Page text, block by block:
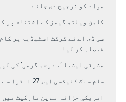
مواد کو ترجیح دی جائے
کامن ویلتھ گیمز کے اختتام پر
سی ڈی اے نے کرکٹ اسٹیڈیم پر
فیصلہ کر لیا
مشرقی ایشیا ‘بے رحم گرمی’ کی
سام سنگ گلیکسی ایس 27 الٹرا سے ایک کیمرا ہٹا دے گا.
امریکی خزانہ نے ین مارکیٹ